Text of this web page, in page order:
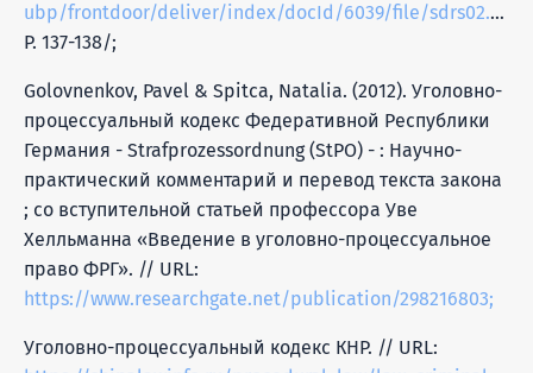
ubp/frontdoor/deliver/index/docId/6039/file/sdrs02.pdf
P. 137-138/;
Golovnenkov, Pavel & Spitca, Natalia. (2012). Уголовно-
процессуальный кодекс Федеративной Республики
Германия - Strafprozessordnung (StPO) - : Научно-
практический комментарий и перевод текста закона
; со вступительной статьей профессора Уве
Хелльманна «Введение в уголовно-процессуальное
право ФРГ». // URL:
https://www.researchgate.net/publication/298216803;
Уголовно-процессуальный кодекс КНР. // URL: